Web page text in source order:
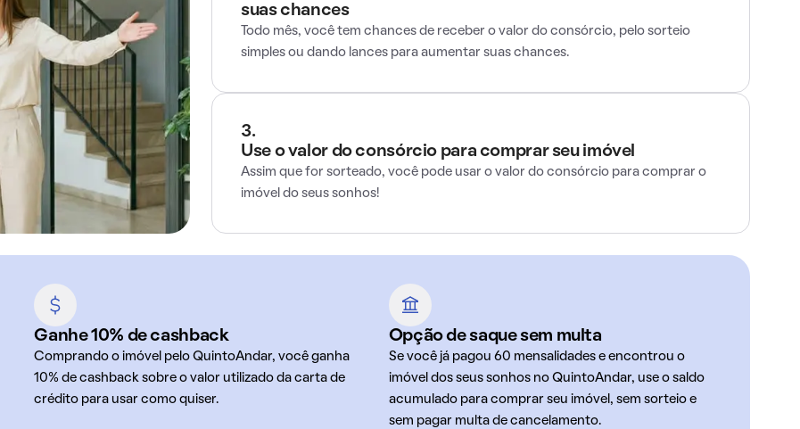
suas chances
Todo mês, você tem chances de receber o valor do consórcio, pelo sorteio
simples ou dando lances para aumentar suas chances.
3.
Use o valor do consórcio para comprar seu imóvel
Assim que for sorteado, você pode usar o valor do consórcio para comprar o
imóvel do seus sonhos!
Ganhe 10% de cashback
Comprando o imóvel pelo QuintoAndar, você ganha
10% de cashback sobre o valor utilizado da carta de
crédito para usar como quiser.
Opção de saque sem multa
Se você já pagou 60 mensalidades e encontrou o
imóvel dos seus sonhos no QuintoAndar, use o saldo
acumulado para comprar seu imóvel, sem sorteio e
sem pagar multa de cancelamento.